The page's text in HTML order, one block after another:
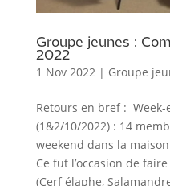
Groupe jeunes :
2022
1 Nov 2022| Groupe
Retours en bref :
(1&2/10/2022) : 14
weekend dans la
Ce fut l’occasion de
(Cerf élaphe,